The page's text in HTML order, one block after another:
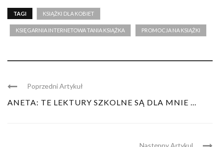
TAGI KSIĄŻKI DLA KOBIET
KSIĘGARNIA INTERNETOWA TANIA KSIĄŻKA PROMOCJA NA KSIĄŻKI
Poprzedni Artykuł
ANETA: TE LEKTURY SZKOLNE SĄ DLA MNIE ...